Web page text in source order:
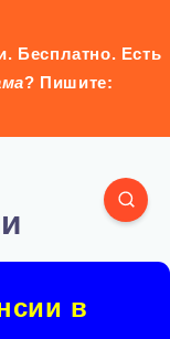
Бесплатно. Есть
? Пишите:
в